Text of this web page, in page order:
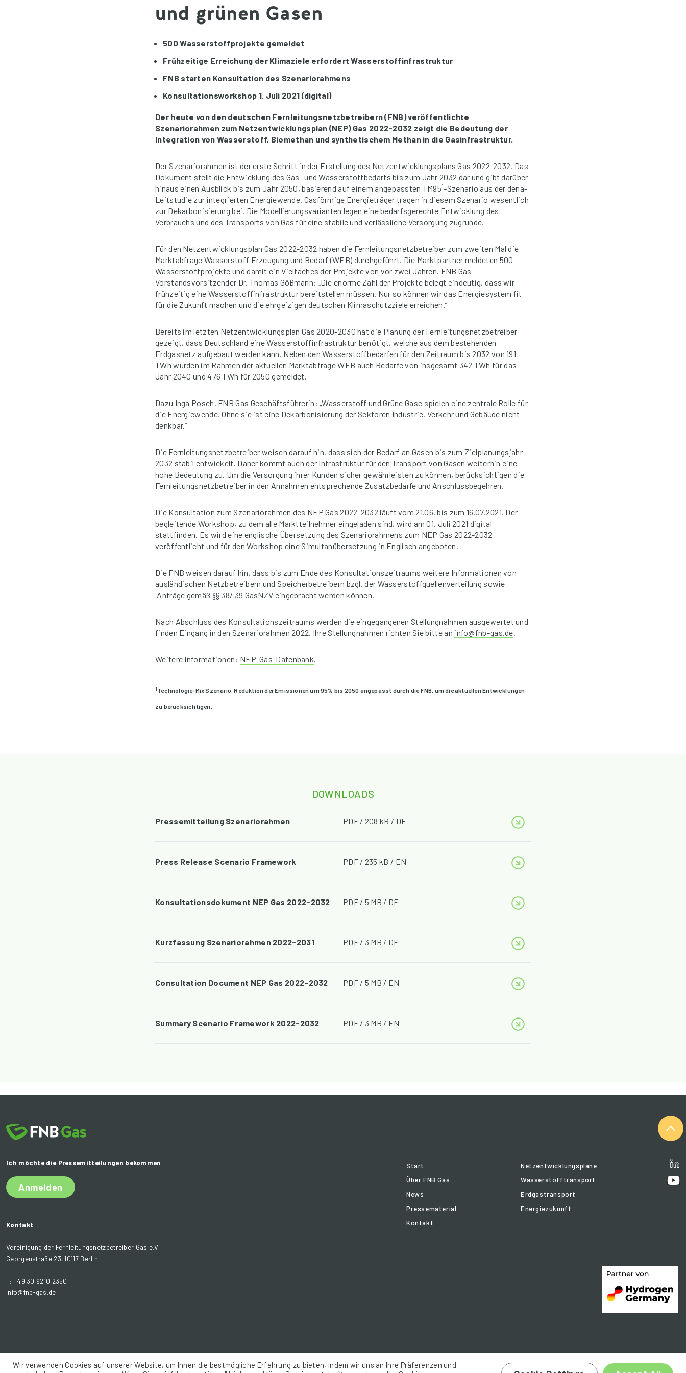
und grünen Gasen
500 Wasserstoffprojekte gemeldet
Frühzeitige Erreichung der Klimaziele erfordert Wasserstoffinfrastruktur
FNB starten Konsultation des Szenariorahmens
Konsultationsworkshop 1. Juli 2021 (digital)
Der heute von den deutschen Fernleitungsnetzbetreibern (FNB) veröffentlichte
Szenariorahmen zum Netzentwicklungsplan (NEP) Gas 2022-2032 zeigt die Bedeutung der
Integration von Wasserstoff, Biomethan und synthetischem Methan in die Gasinfrastruktur.
Der Szenariorahmen ist der erste Schritt in der Erstellung des Netzentwicklungsplans Gas 2022-2032. Das
Dokument stellt die Entwicklung des Gas- und Wasserstoffbedarfs bis zum Jahr 2032 dar und gibt darüber
hinaus einen Ausblick bis zum Jahr 2050, basierend auf einem angepassten TM951-Szenario aus der dena-
Leitstudie zur integrierten Energiewende. Gasförmige Energieträger tragen in diesem Szenario wesentlich
zur Dekarbonisierung bei. Die Modellierungsvarianten legen eine bedarfsgerechte Entwicklung des
Verbrauchs und des Transports von Gas für eine stabile und verlässliche Versorgung zugrunde.
Für den Netzentwicklungsplan Gas 2022-2032 haben die Fernleitungsnetzbetreiber zum zweiten Mal die
Marktabfrage Wasserstoff Erzeugung und Bedarf (WEB) durchgeführt. Die Marktpartner meldeten 500
Wasserstoffprojekte und damit ein Vielfaches der Projekte von vor zwei Jahren. FNB Gas
Vorstandsvorsitzender Dr. Thomas Gößmann: „Die enorme Zahl der Projekte belegt eindeutig, dass wir
frühzeitig eine Wasserstoffinfrastruktur bereitstellen müssen. Nur so können wir das Energiesystem fit
für die Zukunft machen und die ehrgeizigen deutschen Klimaschutzziele erreichen.“
Bereits im letzten Netzentwicklungsplan Gas 2020-2030 hat die Planung der Fernleitungsnetzbetreiber
gezeigt, dass Deutschland eine Wasserstoffinfrastruktur benötigt, welche aus dem bestehenden
Erdgasnetz aufgebaut werden kann. Neben den Wasserstoffbedarfen für den Zeitraum bis 2032 von 191
TWh wurden im Rahmen der aktuellen Marktabfrage WEB auch Bedarfe von insgesamt 342 TWh für das
Jahr 2040 und 476 TWh für 2050 gemeldet.
Dazu Inga Posch, FNB Gas Geschäftsführerin: „Wasserstoff und Grüne Gase spielen eine zentrale Rolle für
die Energiewende. Ohne sie ist eine Dekarbonisierung der Sektoren Industrie, Verkehr und Gebäude nicht
denkbar.“
Die Fernleitungsnetzbetreiber weisen darauf hin, dass sich der Bedarf an Gasen bis zum Zielplanungsjahr
2032 stabil entwickelt. Daher kommt auch der Infrastruktur für den Transport von Gasen weiterhin eine
hohe Bedeutung zu. Um die Versorgung ihrer Kunden sicher gewährleisten zu können, berücksichtigen die
Fernleitungsnetzbetreiber in den Annahmen entsprechende Zusatzbedarfe und Anschlussbegehren.
Die Konsultation zum Szenariorahmen des NEP Gas 2022-2032 läuft vom 21.06. bis zum 16.07.2021. Der
begleitende Workshop, zu dem alle Marktteilnehmer eingeladen sind, wird am 01. Juli 2021 digital
stattfinden. Es wird eine englische Übersetzung des Szenariorahmens zum NEP Gas 2022-2032
veröffentlicht und für den Workshop eine Simultanübersetzung in Englisch angeboten.
Die FNB weisen darauf hin, dass bis zum Ende des Konsultationszeitraums weitere Informationen von
ausländischen Netzbetreibern und Speicherbetreibern bzgl. der Wasserstoffquellenverteilung sowie
Anträge gemäß §§ 38/ 39 GasNZV eingebracht werden können.
Nach Abschluss des Konsultationszeitraums werden die eingegangenen Stellungnahmen ausgewertet und
finden Eingang in den Szenariorahmen 2022. Ihre Stellungnahmen richten Sie bitte an info@fnb-gas.de.
Weitere Informationen: NEP-Gas-Datenbank.
1Technologie-Mix Szenario, Reduktion der Emissionen um 95% bis 2050 angepasst durch die FNB, um die aktuellen Entwicklungen
zu berücksichtigen.
DOWNLOADS
Pressemitteilung Szenariorahmen PDF / 208 kB / DE
Press Release Scenario Framework PDF / 235 kB / EN
Konsultationsdokument NEP Gas 2022-2032 PDF / 5 MB / DE
Kurzfassung Szenariorahmen 2022-2031 PDF / 3 MB / DE
Consultation Document NEP Gas 2022-2032 PDF / 5 MB / EN
Summary Scenario Framework 2022-2032 PDF / 3 MB / EN
Ich möchte die Pressemitteilungen bekommen
Anmelden
Kontakt
Vereinigung der Fernleitungsnetzbetreiber Gas e.V.
Georgenstraße 23, 10117 Berlin
T: +49 30 9210 2350
info@fnb-gas.de
Start
Über FNB Gas
News
Pressematerial
Kontakt
Netzentwicklungspläne
Wasserstofftransport
Erdgastransport
Energiezukunft
Wir verwenden Cookies auf unserer Website, um Ihnen die bestmögliche Erfahrung zu bieten, indem wir uns an Ihre Präferenzen und